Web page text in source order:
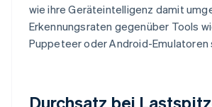
wie ihre Geräteintelligenz damit
Erkennungsraten gegenüber Tools
Puppeteer oder Android-Emulatoren
Durchsatz bei